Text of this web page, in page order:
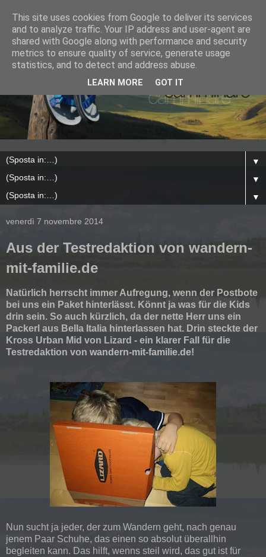
▼
▼
▼
venerdì 7 novembre 2014
Aus der Testredaktion von wandern-
mit-familie.de
Natürlich herrscht immer Aufregung, wenn der Postbote
bei uns ein Paket hinterlässt. Könnt ja was für die Kids
drin sein. So auch kürzlich, da der nette Herr uns ein
Packerl aus Bella Italia hinterlassen hat. Drin steckte der
Kross Urban Mid von Lizard - ein klarer Fall für die
Testredaktion von wandern-mit-familie.de!
Nun sucht ja jeder, der zum Wandern geht, nach genau
jenem Paar Schuhe, das einen so absolut überallhin
begleiten kann. Das hilft, wenns steil wird, das gut ist für
This site uses cookies from Google to deliver its services
and to analyze traffic. Your IP address and user-agent are
shared with Google along with performance and security
metrics to ensure quality of service, generate usage
statistics, and to detect and address abuse.
LEARN MORE GOT IT